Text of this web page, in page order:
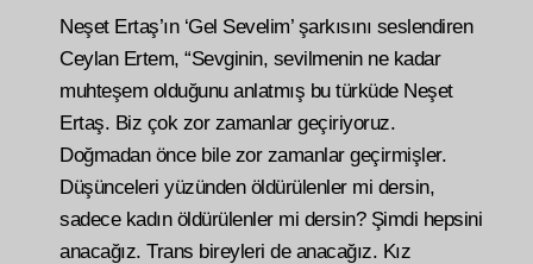
Neşet Ertaş’ın ‘Gel Sevelim’ şarkısını seslendiren
Ceylan Ertem, “Sevginin, sevilmenin ne kadar
muhteşem olduğunu anlatmış bu türküde Neşet
Ertaş. Biz çok zor zamanlar geçiriyoruz.
Doğmadan önce bile zor zamanlar geçirmişler.
Düşünceleri yüzünden öldürülenler mi dersin,
sadece kadın öldürülenler mi dersin? Şimdi hepsini
anacağız. Trans bireyleri de anacağız. Kız